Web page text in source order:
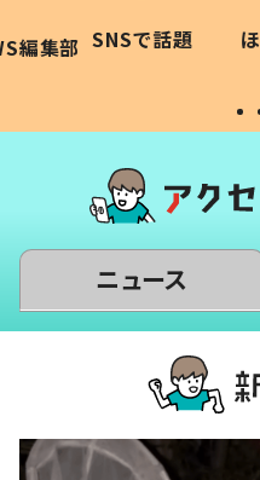
編集部
作り続ける理
#令和の子
SNSで話題
ニュース